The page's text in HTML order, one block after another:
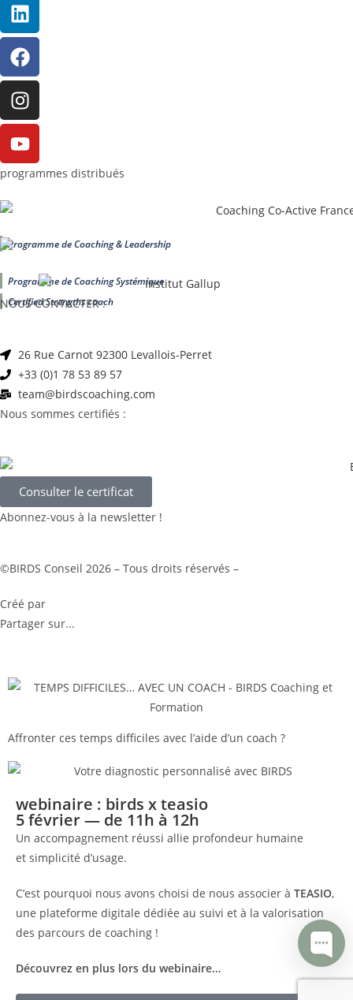
programmes distribués
Programme de Coaching & Leadership
Programme de Coaching Systémique
Certified Strengths coach
NOUS CONTACTER :
26 Rue Carnot 92300 Levallois-Perret
+33 (0)1 78 53 89 57
team@birdscoaching.com
Nous sommes certifiés :
Consulter le certificat
Abonnez-vous à la newsletter !
©BIRDS Conseil 2026 – Tous droits réservés –
Créé par
Partager sur...
Affronter ces temps difficiles avec l’aide d’un coach ?
webinaire : birds x teasio
5 février — de 11h à 12h
Un accompagnement réussi allie profondeur humaine
et simplicité d’usage.
C’est pourquoi nous avons choisi de nous associer à TEASIO,
une plateforme digitale dédiée au suivi et à la valorisation
des parcours de coaching !
Découvrez en plus lors du webinaire…